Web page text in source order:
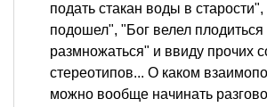
подать стакан воды в старости",
подошел", "Бог велел плодиться
размножаться" и ввиду прочих
стереотипов... О каком
можно вообще начинать